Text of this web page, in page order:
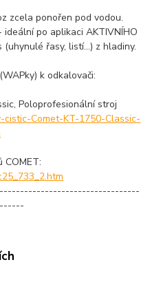
zcela ponořen pod vodou.
po aplikaci AKTIVNÍHO
řasy, listí...) z hladiny.
k odkalovači:
Poloprofesionální stroj
Comet-KT-1750-Classic-